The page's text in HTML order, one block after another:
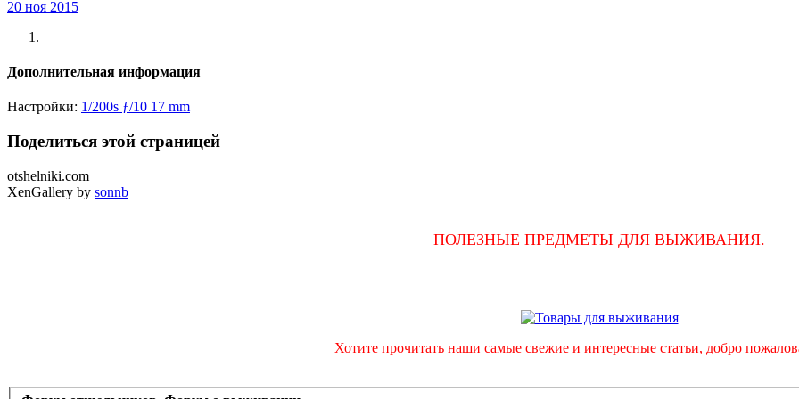
20 ноя 2015
Дополнительная информация
Настройки: 1/200s ƒ/10 17 mm
Поделиться этой страницей
otshelniki.com
XenGallery by sonnb
ПОЛЕЗНЫЕ ПРЕДМЕТЫ ДЛЯ ВЫЖИВАНИЯ.
Хотите прочитать наши самые свежие и интересные статьи, добро